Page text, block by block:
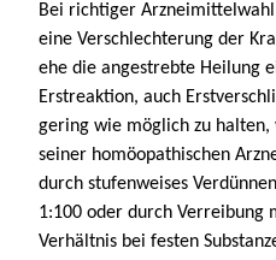
Bei richtiger
eine Verschlechterung der
ehe die angestrebte Heilung
Erstreaktion, auch
gering wie möglich zu
seiner homöopathischen
durch stufenweises
1:100 oder durch Verreibung
Verhältnis bei festen